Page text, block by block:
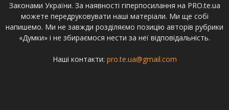
Законами України. За наявності гіперпосилання на PRO.te.ua
можете передруковувати наші матеріали. Ми ще собі
напишемо. Ми не завжди розділяємо позицію авторів рубрики
«Думки» і не збираємося нести за неї відповідальність.
Наші контакти: pro.te.ua@gmail.com